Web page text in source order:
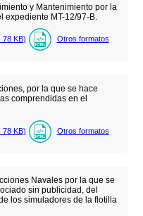
y Mantenimiento por la
expediente MT-12/97-B.
78 KB) Otros formatos
por la que se hace
comprendidas en el
78 KB) Otros formatos
Navales por la que se
sin publicidad, del
los simuladores de la flotilla